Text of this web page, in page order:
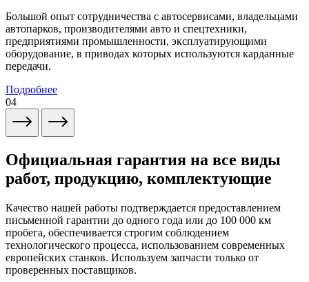
Большой опыт сотрудничества с автосервисами, владельцами
автопарков, производителями авто и спецтехники,
предприятиями промышленности, эксплуатирующими
оборудование, в приводах которых используются карданные
передачи.
Подробнее
04
Официальная гарантия на все виды
работ, продукцию, комплектующие
Качество нашей работы подтверждается предоставлением
письменной гарантии до одного года или до 100 000 км
пробега, обеспечивается строгим соблюдением
технологического процесса, использованием современных
европейских станков. Используем запчасти только от
проверенных поставщиков.